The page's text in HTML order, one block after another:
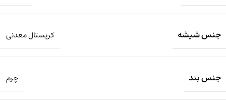
جنس شیشه کریستال معدنی
جنس بند چرم